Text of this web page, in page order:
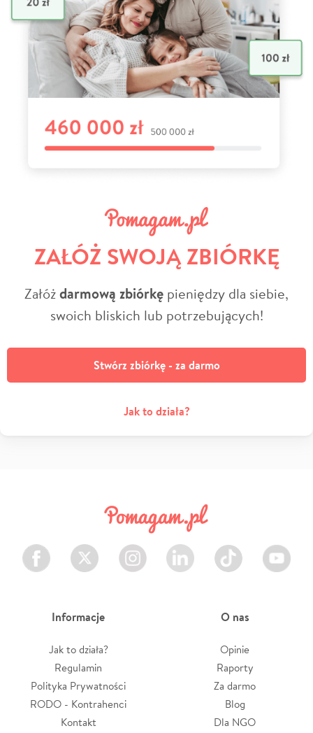
ZAŁÓŻ SWOJĄ ZBIÓRKĘ
Załóżdarmową zbiórkę pieniędzy dla siebie,
swoich bliskich lub potrzebujących!
Stwórz zbiórkę - za darmo
Jak to działa?
Facebook Twitter Instagram LinkedIn TikTok Youtube
Informacje
Jak to działa?
Regulamin
Polityka Prywatności
RODO - Kontrahenci
Kontakt
O nas
Opinie
Raporty
Za darmo
Blog
Dla NGO